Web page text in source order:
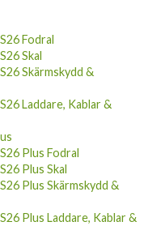
Fodral
Skal
Skärmskydd &
Laddare, Kablar &
Plus Fodral
Plus Skal
Plus Skärmskydd &
Plus Laddare, Kablar &